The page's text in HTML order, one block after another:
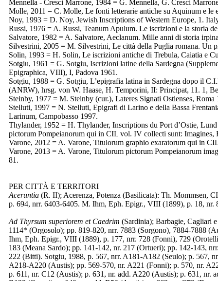
Mennella - Cresci Marrone, 1984 = G. Mennella, G. Cresci
Molle, 2011 = C. Molle, Le fonti letterarie antiche su Aquinum e
Noy, 1993 = D. Noy, Jewish Inscriptions of Western Europe, 1.
Russi, 1976 = A. Russi, Teanum Apulum. Le iscrizioni e la storia
Salvatore, 1982 = A. Salvatore, Aeclanum. Mille anni di storia
Silvestrini, 2005 = M. Silvestrini, Le città della Puglia romana. Un
Solin, 1993 = H. Solin, Le iscrizioni antiche di Trebula, Caiatia e
Sotgiu, 1961 = G. Sotgiu, Iscrizioni latine della Sardegna
Epigraphica, VIII), I, Padova 1961.
Sotgiu, 1988 = G. Sotgiu, L’epigrafia latina in Sardegna dopo il
(ANRW), hrsg. von W. Haase, H. Temporini, II: Principat, 11. 1,
Steinby, 1977 = M. Steinby (cur.), Lateres Signati Ostienses, Roma
Stelluti, 1997 = N. Stelluti, Epigrafi di Larino e della Bassa
Larinum, Campobasso 1997.
Thylander, 1952 = H. Thylander, Inscriptions du Port d’Ostie,
pictorum Pompeianorum qui in CIL vol. IV collecti sunt: Imagines,
Varone, 2012 = A. Varone, Titulorum graphio exaratorum qui in
Varone, 2013 = A. Varone, Titulorum pictorum Pompeianorum
81.
PER CITTÀ E TERRITORI
Aceruntia (R. II); Acerenza, Potenza (Basilicata): Th. Mommsen,
p. 694, nrr. 6403-6405. M. Ihm, Eph. Epigr., VIII (1899), p. 18, nr.
Ad Thyrsum superiorem et Caedrim (Sardinia); Barbagie, Cagliari
1114* (Orgosolo); pp. 819-820, nrr. 7883 (Sorgono), 7884-7888
Ihm, Eph. Epigr., VIII (1889), p. 177, nrr. 728 (Fonni), 729
183 (Meana Sardo); pp. 141-142, nr. 217 (Ortueri); pp. 142-143,
222 (Bitti). Sotgiu, 1988, p. 567, nrr. A181-A182 (Seulo); p. 567,
A218-A220 (Austis); pp. 569-570, nr. A221 (Fonni); p. 570, nr.
p. 611, nr. C12 (Austis); p. 631, nr. add. A220 (Austis); p. 631,